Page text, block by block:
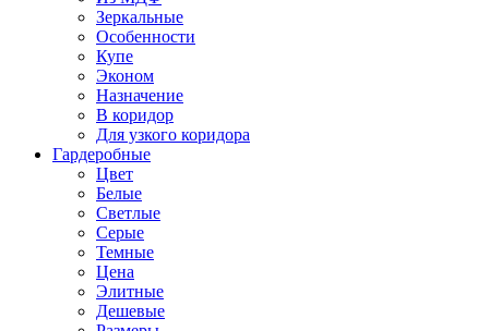
Зеркальные
Особенности
Купе
Эконом
Назначение
В коридор
Для узкого коридора
Гардеробные
Цвет
Белые
Светлые
Серые
Темные
Цена
Элитные
Дешевые